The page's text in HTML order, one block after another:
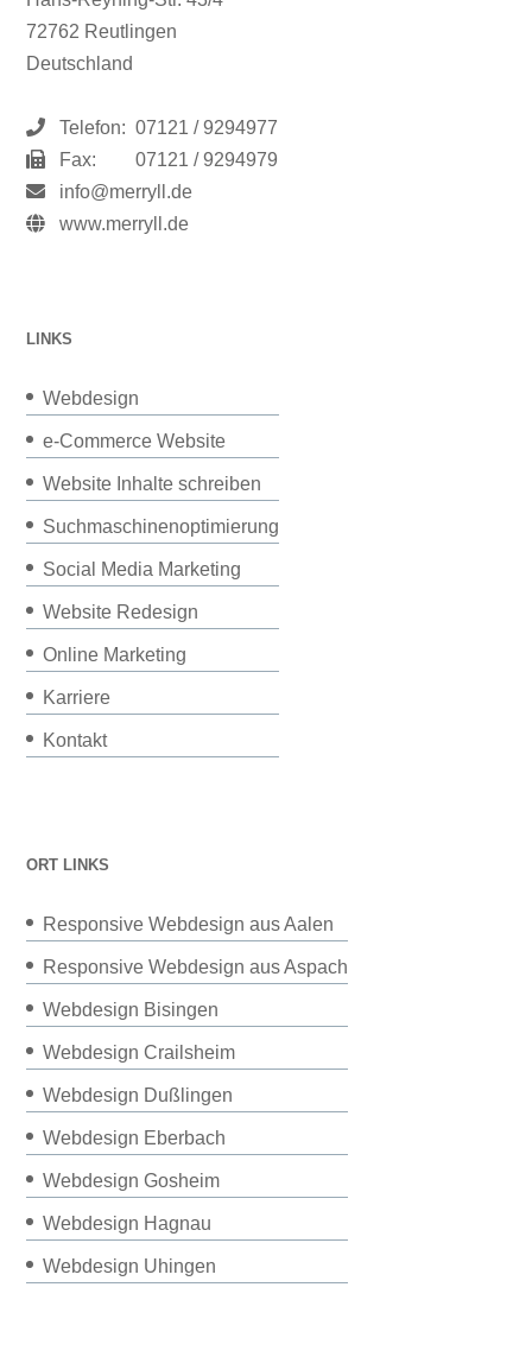
72762 Reutlingen
Deutschland
Telefon: 07121 / 9294977
Fax:
07121 / 9294979
info@merryll.de
www.merryll.de
LINKS
Webdesign
e-Commerce Website
Website Inhalte schreiben
Suchmaschinenoptimierung
Social Media Marketing
Website Redesign
Online Marketing
Karriere
Kontakt
ORT LINKS
Responsive Webdesign aus Aalen
Responsive Webdesign aus Aspach
Webdesign Bisingen
Webdesign Crailsheim
Webdesign Dußlingen
Webdesign Eberbach
Webdesign Gosheim
Webdesign Hagnau
Webdesign Uhingen